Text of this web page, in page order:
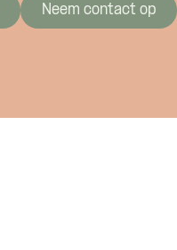
Neem contact op
Namens welk